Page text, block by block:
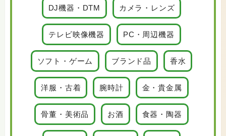
DJ機器・DTM カメラ・レンズ
テレビ映像機器 PC・周辺機器
ソフト・ゲーム ブランド品 香水
洋服・古着 腕時計 金・貴金属
骨董・美術品 お酒 食器・陶器